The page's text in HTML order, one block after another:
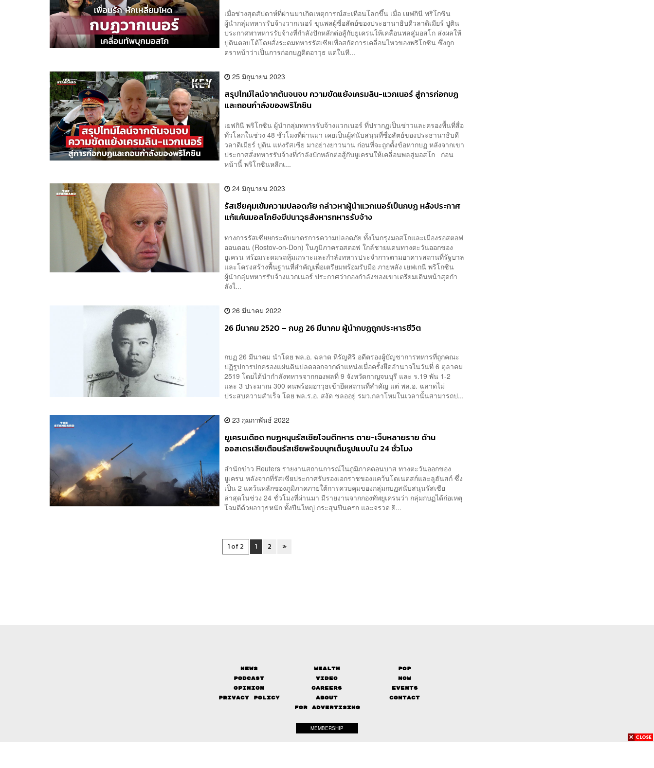
เมื่อช่วงสุดสัปดาห์ที่ผ่านมาเกิดเหตุการณ์สะเทือนโลกขึ้น เมื่อ เยฟกินี พริโกซิน
ผู้นำกลุ่มทหารรับจ้างวากเนอร์ ขุนพลผู้ซื่อสัตย์ของประธานาธิบดีวลาดิเมียร์ ปูติน
ประกาศพาทหารรับจ้างที่กำลังปักหลักต่อสู้กับยูเครนให้เคลื่อนพลสู่มอสโก ส่งผลให้
ปูตินตอบโต้โดยสั่งระดมทหารรัสเซียเพื่อสกัดการเคลื่อนไหวของพริโกซิน ซึ่งถูก
ตราหน้าว่าเป็นการก่อกบฏติดอาวุธ แต่ในที...
25 มิถุนายน 2023
สรุปไทม์ไลน์จากต้นจนจบ ความขัดแย้งเครมลิน-แวกเนอร์ สู่การก่อกบฏ
และถอนกำลังของพริโกซิน
เยฟกินี พริโกซิน ผู้นำกลุ่มทหารรับจ้างแวกเนอร์ ที่ปรากฏเป็นข่าวและครองพื้นที่สื่อ
ทั่วโลกในช่วง 48 ชั่วโมงที่ผ่านมา เคยเป็นผู้สนับสนุนที่ซื่อสัตย์ของประธานาธิบดี
วลาดิเมียร์ ปูติน แห่งรัสเซีย มาอย่างยาวนาน ก่อนที่จะถูกตั้งข้อหากบฏ หลังจากเขา
ประกาศสั่งทหารรับจ้างที่กำลังปักหลักต่อสู้กับยูเครนให้เคลื่อนพลสู่มอสโก ก่อน
หน้านี้ พริโกซินหลีกเ...
24 มิถุนายน 2023
รัสเซียคุมเข้มความปลอดภัย กล่าวหาผู้นำแวกเนอร์เป็นกบฏ หลังประกาศ
แก้แค้นมอสโกยิงขีปนาวุธสังหารทหารรับจ้าง
ทางการรัสเซียยกระดับมาตรการความปลอดภัย ทั้งในกรุงมอสโกและเมืองรอสตอฟ
ออนดอน (Rostov-on-Don) ในภูมิภาครอสตอฟ ใกล้ชายแดนทางตะวันออกของ
ยูเครน พร้อมระดมรถหุ้มเกราะและกำลังทหารประจำการตามอาคารสถานที่รัฐบาล
และโครงสร้างพื้นฐานที่สำคัญเพื่อเตรียมพร้อมรับมือ ภายหลัง เยฟเกนี พริโกซิน
ผู้นำกลุ่มทหารรับจ้างแวกเนอร์ ประกาศว่ากองกำลังของเขาเตรียมเดินหน้าสุดกำ
ลังใ...
26 มีนาคม 2022
26 มีนาคม 2520 – กบฏ 26 มีนาคม ผู้นำกบฏถูกประหารชีวิต
กบฏ 26 มีนาคม นำโดย พล.อ. ฉลาด หิรัญศิริ อดีตรองผู้บัญชาการทหารที่ถูกคณะ
ปฏิรูปการปกครองแผ่นดินปลดออกจากตำแหน่งเมื่อครั้งยึดอำนาจในวันที่ 6 ตุลาคม
2519 โดยได้นำกำลังทหารจากกองพลที่ 9 จังหวัดกาญจนบุรี และ ร.19 พัน 1-2
และ 3 ประมาณ 300 คนพร้อมอาวุธเข้ายึดสถานที่สำคัญ แต่ พล.อ. ฉลาดไม่
ประสบความสำเร็จ โดย พล.ร.อ. สงัด ชลออยู่ รมว.กลาโหมในเวลานั้นสามารถป...
23 กุมภาพันธ์ 2022
ยูเครนเดือด กบฏหนุนรัสเซียโจมตีทหาร ตาย-เจ็บหลายราย ด้าน
ออสเตรเลียเตือนรัสเซียพร้อมบุกเต็มรูปแบบใน 24 ชั่วโมง
สำนักข่าว Reuters รายงานสถานการณ์ในภูมิภาคดอนบาส ทางตะวันออกของ
ยูเครน หลังจากที่รัสเซียประกาศรับรองเอกราชของแคว้นโดเนตสก์และลูฮันสก์ ซึ่ง
เป็น 2 แคว้นหลักของภูมิภาคภายใต้การควบคุมของกลุ่มกบฏสนับสนุนรัสเซีย
ล่าสุดในช่วง 24 ชั่วโมงที่ผ่านมา มีรายงานจากกองทัพยูเครนว่า กลุ่มกบฏได้ก่อเหตุ
โจมตีด้วยอาวุธหนัก ทั้งปืนใหญ่ กระสุนปืนครก และจรวด ยิ...
1 of 2 1 2 »
News Wealth
Pop
Podcast
Video
Now
Opinion
Careers
Events
Privacy Policy
About
Contact
FOR ADVERTISING
MEMBERSHIP